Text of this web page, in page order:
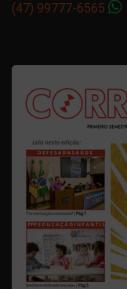
(47) 99777-6565